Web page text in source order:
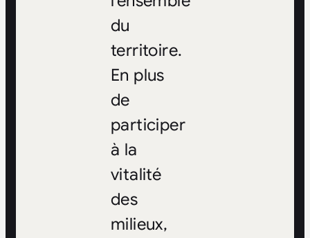
du
territoire.
En plus
de
participer
à la
vitalité
des
milieux,